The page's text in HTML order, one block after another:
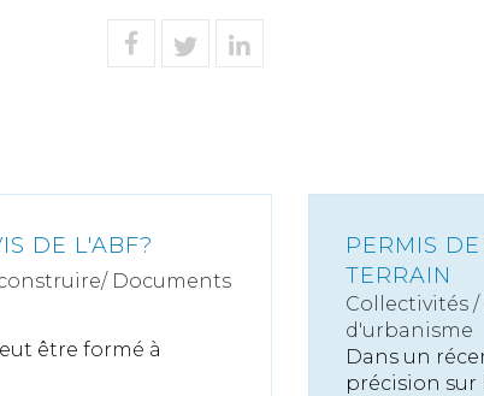
DE L'ABF?
Documents
être formé à
PERMIS
TERRAIN
Collectivités /
d'urbanisme
Dans un
précision sur